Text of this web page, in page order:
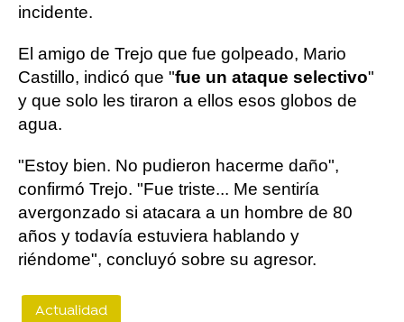
incidente.
El amigo de Trejo que fue golpeado, Mario
Castillo, indicó que "fue un ataque selectivo"
y que solo les tiraron a ellos esos globos de
agua.
"Estoy bien. No pudieron hacerme daño",
confirmó Trejo. "Fue triste... Me sentiría
avergonzado si atacara a un hombre de 80
años y todavía estuviera hablando y
riéndome", concluyó sobre su agresor.
Actualidad